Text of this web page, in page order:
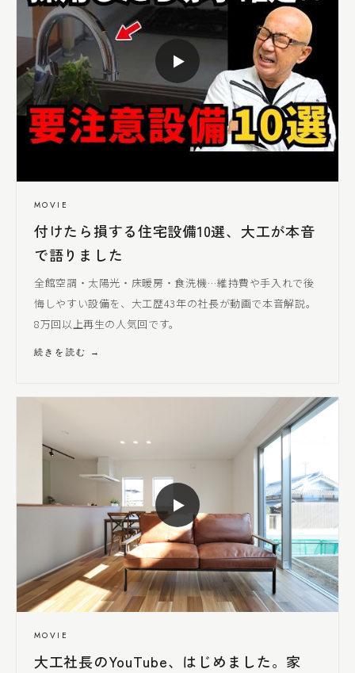
▶
MOVIE
付けたら損する住宅設備10選、大工が本音
で語りました
全館空調・太陽光・床暖房・食洗機…維持費や手入れで後
悔しやすい設備を、大工歴43年の社長が動画で本音解説。
8万回以上再生の人気回です。
続きを読む →
▶
MOVIE
大工社長のYouTube、はじめました。家